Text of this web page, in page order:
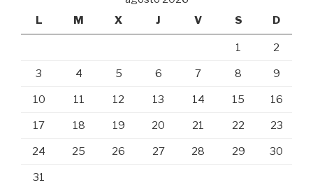
L
M X J V S D
1 2
3 4 5 6 7 8 9
10 11 12 13 14 15 16
17 18 19 20 21 22 23
24 25 26 27 28 29 30
31